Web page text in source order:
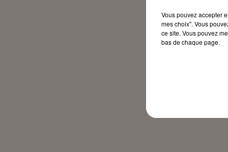
Vous pouvez accepter
mes choix". Vous
ce site. Vous pouvez
bas de chaque page.